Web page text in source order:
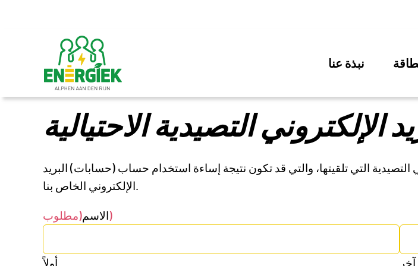
نبذة عنا
الإلكتروني التصيدية الاحتيالية
التي تلقيتها، والتي قد تكون نتيجة إساءة استخدام حساب (حسابات) البريد
الإلكتروني الخاص بنا.
الاسم(مطلوب)
أولاً آخر